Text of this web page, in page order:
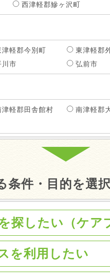
西津軽郡鰺ヶ沢町
津軽郡今別町
東津軽郡
川市 弘前市
津軽郡田舎館村
南津軽郡
条件・目的を選
探したい（ケア
を利用したい